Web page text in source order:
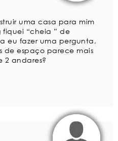
uma casa para mim
fiquei “cheia ” de
eu fazer uma pergunta,
de espaço parece mais
2 andares?